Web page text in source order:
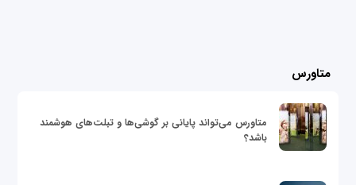
متاورس
متاورس می‌تواند پایانی بر گوشی‌ها و تبلت‌های هوشمند
باشد؟